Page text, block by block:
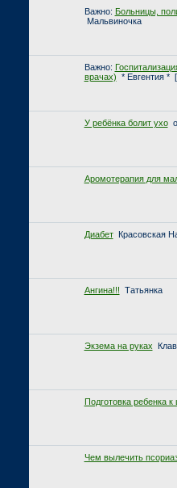
Важно: Больницы,
Мальвиночка
Важно:
врачах) * Евгентия * [
У ребёнка болит ухо
Аромотерапия для
Диабет
Красовская
Ангина!!! Татьянка
Экзема на руках
Подготовка ребенка к
Чем вылечить